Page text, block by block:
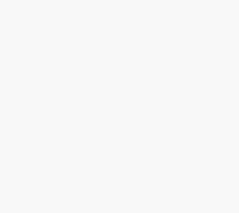
Bürgermeister Silvio Renger bedankt